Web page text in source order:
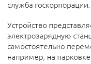
служба госкорпорации.
Устройство
электрозарядную
самостоятельно
например, на